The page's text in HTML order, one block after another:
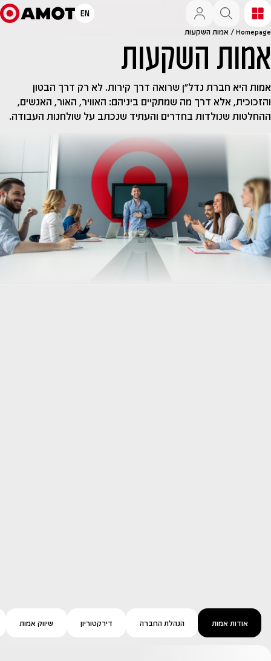
EN
Homepage
/ אמות השקעות
אמות השקעות
אמות היא חברת נדל״ן שרואה דרך קירות. לא רק דרך הבטון
והזכוכית, אלא דרך מה שמתקיים ביניהם: האוויר, האור, האנשים,
ההחלטות שנולדות בחדרים והעתיד שנכתב על שולחנות העבודה.
אודות אמות הנהלת החברה דירקטוריון שיווק אמות